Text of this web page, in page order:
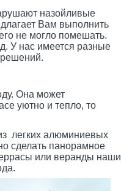
назойливые
Вам выполнить
не могло помешать.
У нас имеется разные
Она может
уютно и тепло, то
легких алюминиевых
сделать панорамное
или веранды наши